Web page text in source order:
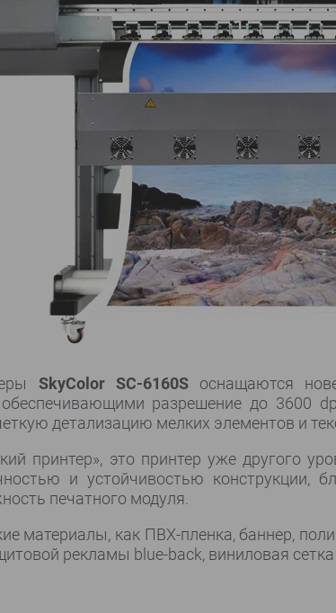
SkyColor SC-6160Sоснащаются
разрешение до 3600
детализацию мелких элементов и
принтер», это принтер уже другого
и устойчивостью конструкции,
печатного модуля.
материалы, как ПВХ-пленка, баннер,
рекламы blue-back, виниловая